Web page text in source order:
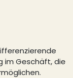
im Geschäft, die